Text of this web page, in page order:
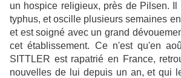
un hospice religieux, près de Pilsen. Il
typhus, et oscille plusieurs semaines
et est soigné avec un grand
cet établissement. Ce n'est qu'en
SITTLER est rapatrié en France,
nouvelles de lui depuis un an, et qui